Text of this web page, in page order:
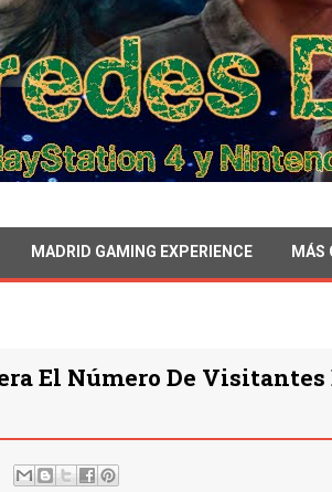
MADRID GAMING EXPERIENCE MÁS
El Número De Visitantes